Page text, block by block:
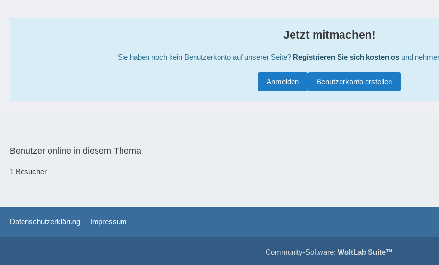
Jetzt mitmachen!
Sie haben noch kein Benutzerkonto auf unserer Seite? Registrieren Sie sich kostenlosund
Benutzerkonto erstellen
Anmelden
Benutzer online in diesem Thema
1 Besucher
Datenschutzerklärung Impressum
Community-Software: WoltLab Suite™